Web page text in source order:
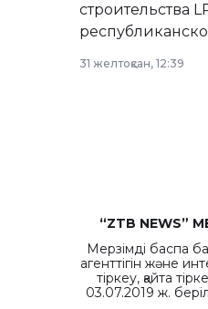
строительства
31 желтоқсан, 12:39
“ZTB NEWS”
Мерзімді баспа
агенттігін және
тіркеу, қайта
03.07.2019 ж.